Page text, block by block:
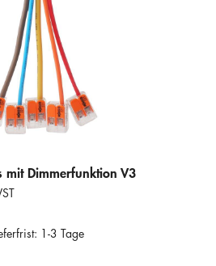
mit Dimmerfunktion V3
1-3 Tage